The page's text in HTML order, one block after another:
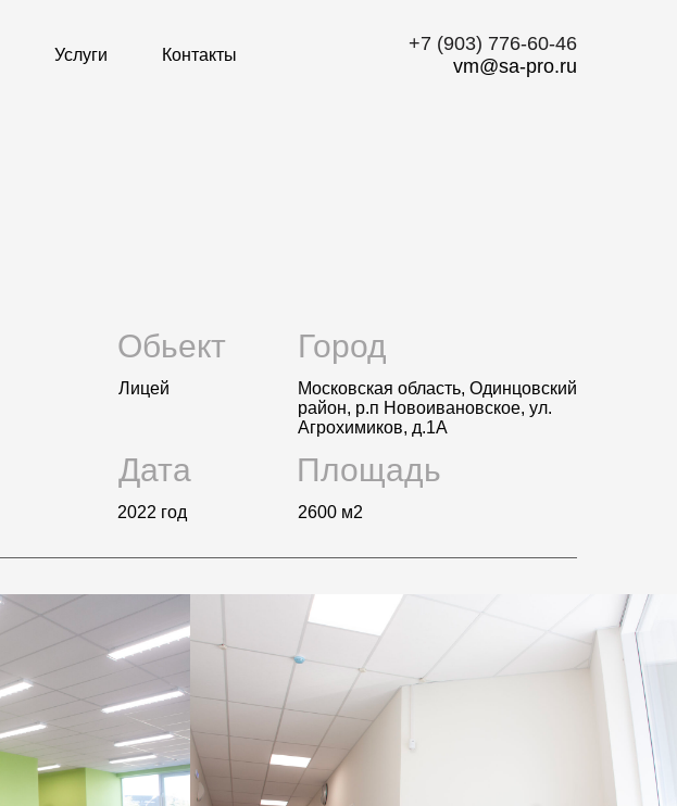
Услуги Контакты
‭+7 (903) 776-60-46‬
vm@sa-pro.ru
Обьект
Лицей
2022 год
Дата
Город
Московская область, Одинцовский
район, р.п Новоивановское, ул.
Агрохимиков, д.1А
Площадь
2600 м2